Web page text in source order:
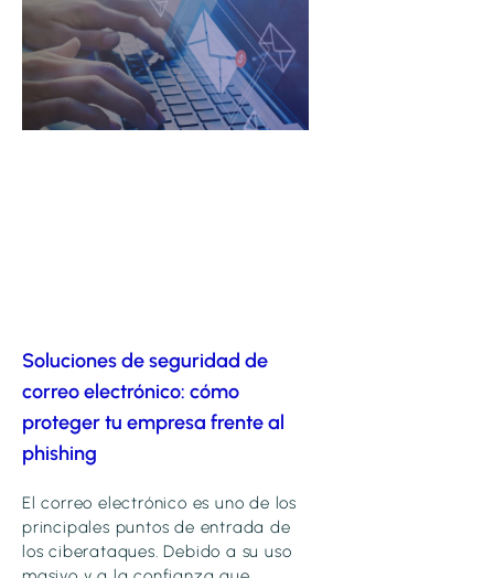
Soluciones de seguridad de
correo electrónico: cómo
proteger tu empresa frente al
phishing
El correo electrónico es uno de los
principales puntos de entrada de
los ciberataques. Debido a su uso